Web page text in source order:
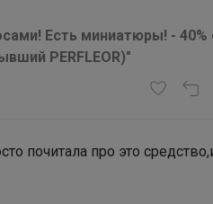
Есть миниатюры! - 40%
PERFLEOR)"
почитала про это